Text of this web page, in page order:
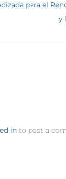
para el
y
in to post a